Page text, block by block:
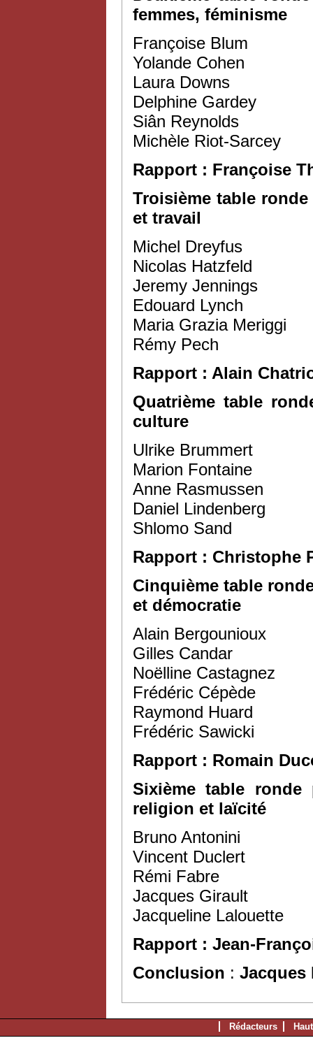
femmes, féminisme
Françoise Blum
Yolande Cohen
Laura Downs
Delphine Gardey
Siân Reynolds
Michèle Riot-Sarcey
Rapport : Françoise
Troisième table
et travail
Michel Dreyfus
Nicolas Hatzfeld
Jeremy Jennings
Edouard Lynch
Maria Grazia Meriggi
Rémy Pech
Rapport : Alain
Quatrième table
culture
Ulrike Brummert
Marion Fontaine
Anne Rasmussen
Daniel Lindenberg
Shlomo Sand
Rapport : Christophe
Cinquième table
et démocratie
Alain Bergounioux
Gilles Candar
Noëlline Castagnez
Frédéric Cépède
Raymond Huard
Frédéric Sawicki
Rapport : Romain
Sixième table ronde
religion et laïcité
Bruno Antonini
Vincent Duclert
Rémi Fabre
Jacques Girault
Jacqueline Lalouette
Rapport : Jean-
Conclusion : Jacques
Rédacteurs